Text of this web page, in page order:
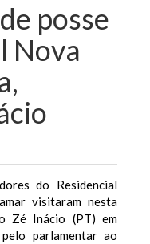
posse
Nova
do Residencial
visitaram nesta
Zé Inácio (PT) em
parlamentar ao